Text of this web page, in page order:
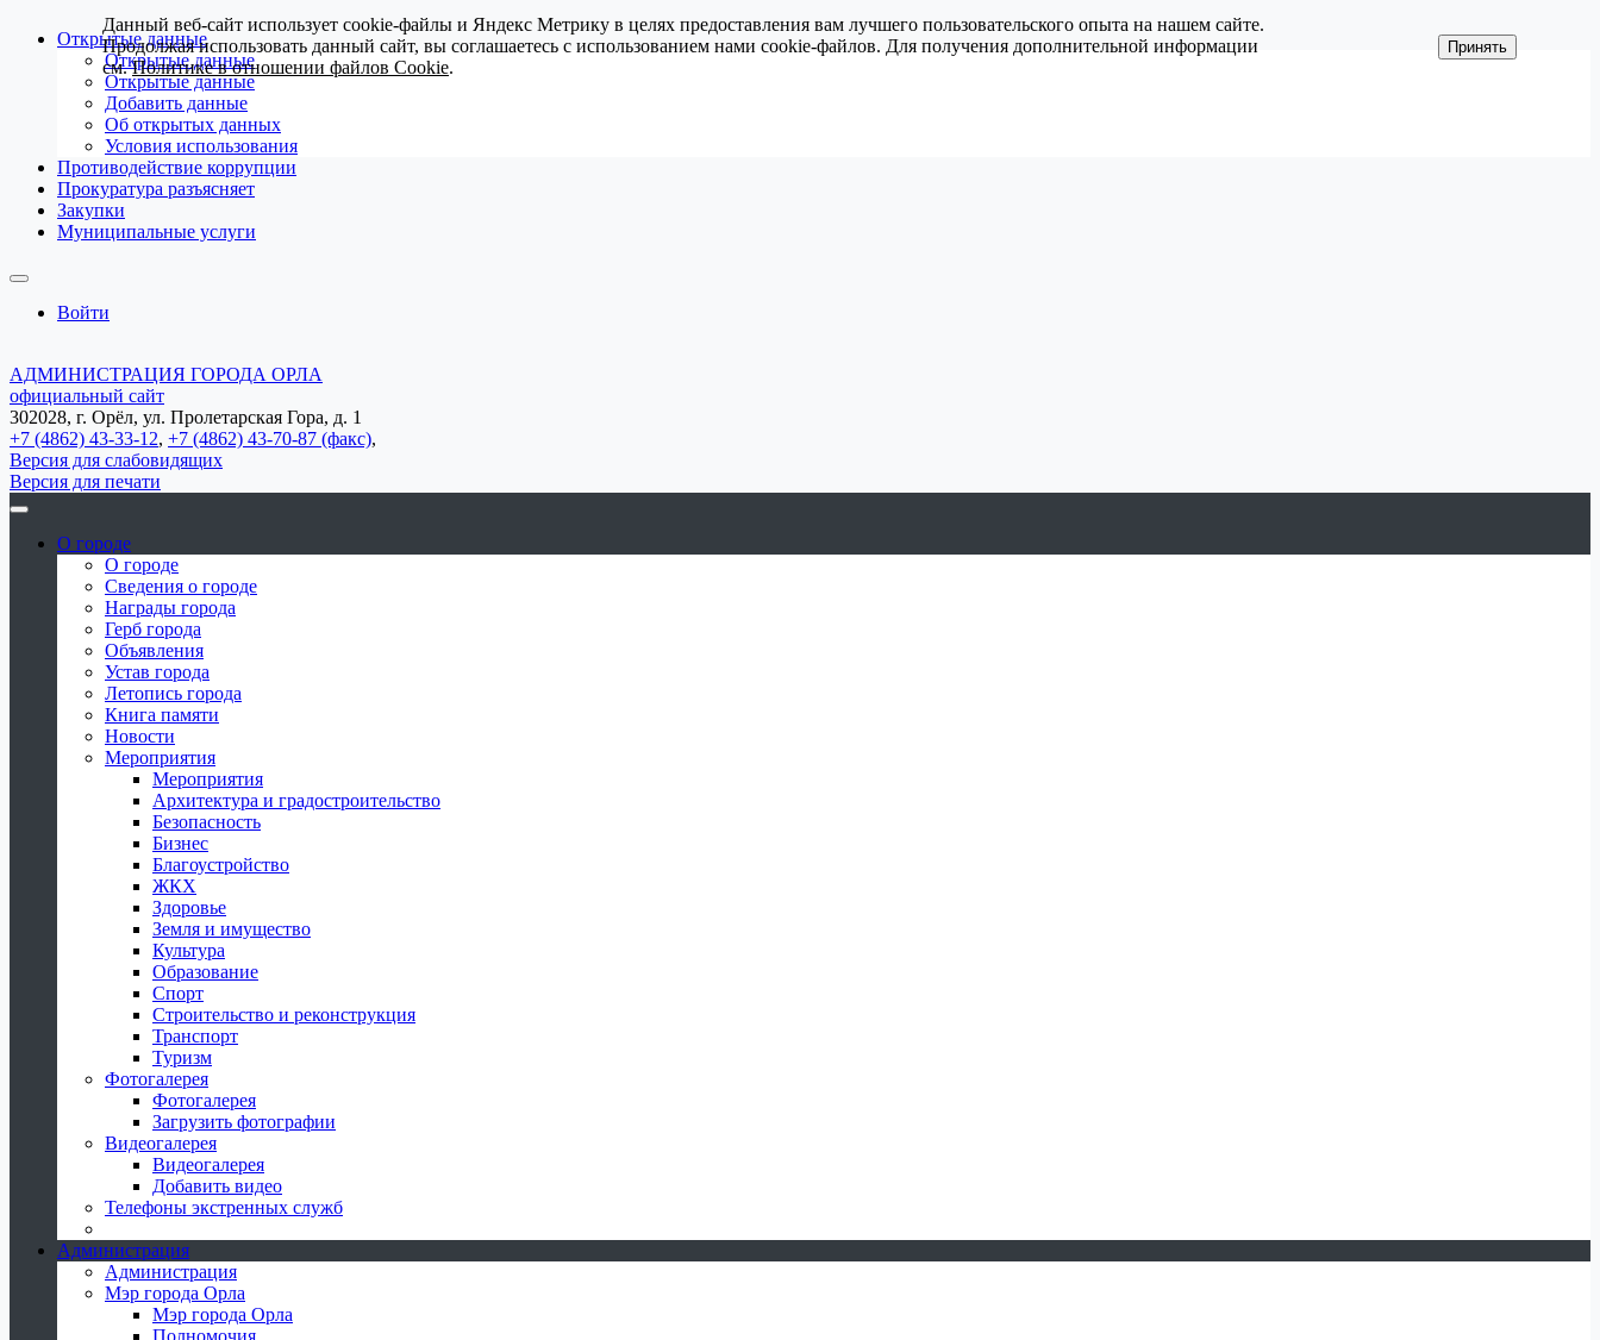
Открытые данные
Открытые данные
Открытые данные
Добавить данные
Об открытых данных
Условия использования
Противодействие коррупции
Прокуратура разъясняет
Закупки
Муниципальные услуги
Войти
АДМИНИСТРАЦИЯ ГОРОДА ОРЛА
официальный сайт
302028, г. Орёл, ул. Пролетарская Гора, д. 1
+7 (4862) 43-33-12, +7 (4862) 43-70-87 (факс),
Версия для слабовидящих
Версия для печати
О городе
О городе
Сведения о городе
Награды города
Герб города
Объявления
Устав города
Летопись города
Книга памяти
Новости
Мероприятия
Мероприятия
Архитектура и градостроительство
Безопасность
Бизнес
Благоустройство
ЖКХ
Здоровье
Земля и имущество
Культура
Образование
Спорт
Строительство и реконструкция
Транспорт
Туризм
Фотогалерея
Фотогалерея
Загрузить фотографии
Видеогалерея
Видеогалерея
Добавить видео
Телефоны экстренных служб
Администрация
Администрация
Мэр города Орла
Мэр города Орла
Полномочия
Данный веб-сайт использует cookie-файлы и Яндекс Метрику в целях предоставления вам лучшего пользовательского опыта на нашем сайте.
Продолжая использовать данный сайт, вы соглашаетесь с использованием нами cookie-файлов. Для получения дополнительной информации
см.Политике в отношении файлов Cookie.
Принять